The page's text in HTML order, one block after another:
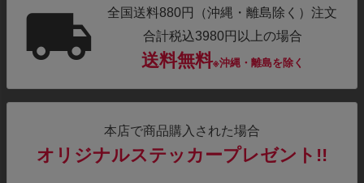
全国送料880円（沖縄・離島除く）注文
合計税込3980円以上の場合
送料無料※沖縄・離島を除く
本店で商品購入された場合
オリジナルステッカープレゼント!!